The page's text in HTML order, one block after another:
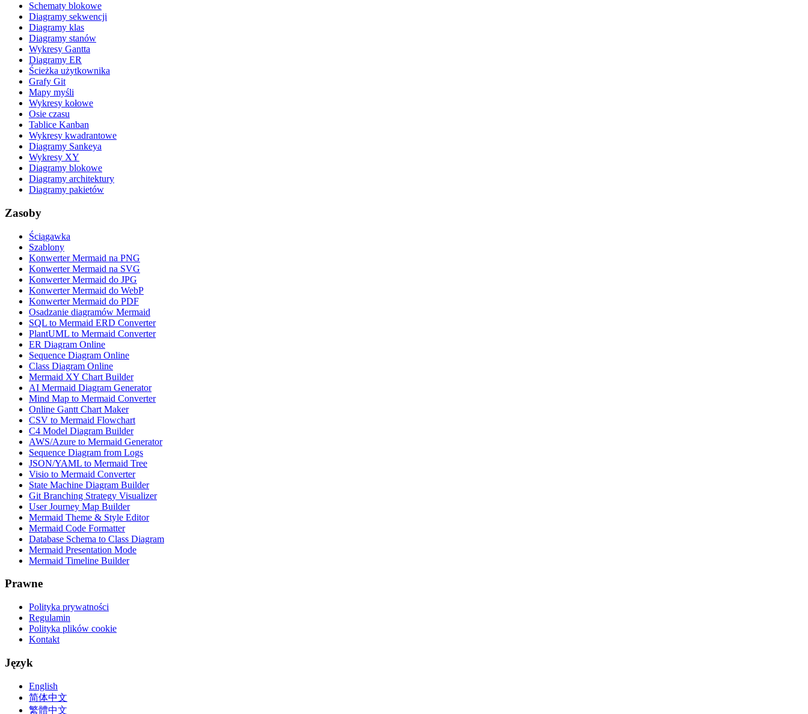
Schematy blokowe
Diagramy sekwencji
Diagramy klas
Diagramy stanów
Wykresy Gantta
Diagramy ER
Ścieżka użytkownika
Grafy Git
Mapy myśli
Wykresy kołowe
Osie czasu
Tablice Kanban
Wykresy kwadrantowe
Diagramy Sankeya
Wykresy XY
Diagramy blokowe
Diagramy architektury
Diagramy pakietów
Zasoby
Ściągawka
Szablony
Konwerter Mermaid na PNG
Konwerter Mermaid na SVG
Konwerter Mermaid do JPG
Konwerter Mermaid do WebP
Konwerter Mermaid do PDF
Osadzanie diagramów Mermaid
SQL to Mermaid ERD Converter
PlantUML to Mermaid Converter
ER Diagram Online
Sequence Diagram Online
Class Diagram Online
Mermaid XY Chart Builder
AI Mermaid Diagram Generator
Mind Map to Mermaid Converter
Online Gantt Chart Maker
CSV to Mermaid Flowchart
C4 Model Diagram Builder
AWS/Azure to Mermaid Generator
Sequence Diagram from Logs
JSON/YAML to Mermaid Tree
Visio to Mermaid Converter
State Machine Diagram Builder
Git Branching Strategy Visualizer
User Journey Map Builder
Mermaid Theme & Style Editor
Mermaid Code Formatter
Database Schema to Class Diagram
Mermaid Presentation Mode
Mermaid Timeline Builder
Prawne
Polityka prywatności
Regulamin
Polityka plików cookie
Kontakt
Język
English
简体中文
繁體中文